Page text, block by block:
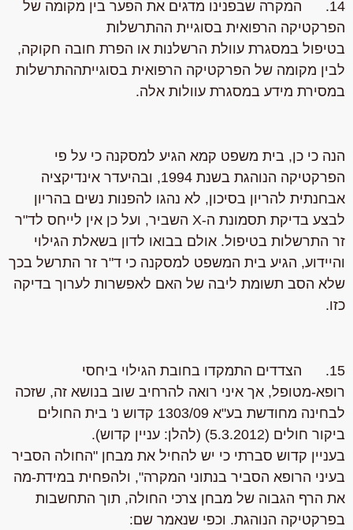
14. המקרה שבפנינו מדגים את הפער בין מקומה של
הפרקטיקה הרפואית בסוגיית ההתרשלות
בטיפול במסגרת עוולת הרשלנות או הפרת חובה חקוקה,
לבין מקומה של הפרקטיקה הרפואית בסוגייתההתרשלות
במסירת מידע במסגרת עוולות אלה.
הנה כי כן, בית משפט קמא הגיע למסקנה כי על פי
הפרקטיקה הנוהגת בשנת 1994, ובהיעדר אינדיקציה
אבחנתית להריון בסיכון, לא נהגו להפנות נשים בהריון
לבצע בדיקת תסמונת ה-X השביר, ועל כן אין לייחס לד"ר
זר התרשלות בטיפול. אולם בבואו לדון בשאלת הגילוי
והיידוע, הגיע בית המשפט למסקנה כי ד"ר זר התרשל בכך
שלא הסב תשומת ליבה של האם לאפשרות לערוך בדיקה
כזו.
15. הצדדים התמקדו בחובת הגילוי ביחסי
רופא-מטופל, אך איני רואה להרחיב שוב בנושא זה, שזכה
לבחינה מחודשת בע"א 1303/09 קדוש נ' בית החולים
ביקור חולים (5.3.2012) (להלן: עניין קדוש).
בעניין קדוש סברתי כי יש להחיל את מבחן "החולה הסביר
בעיני הרופא הסביר בנתוני המקרה", ולהפחית במידת-מה
את הרף הגבוה של מבחן צרכי החולה, תוך התחשבות
בפרקטיקה הנוהגת. וכפי שנאמר שם: